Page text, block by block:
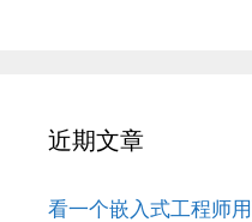
近期文章
看一个嵌入式工程师